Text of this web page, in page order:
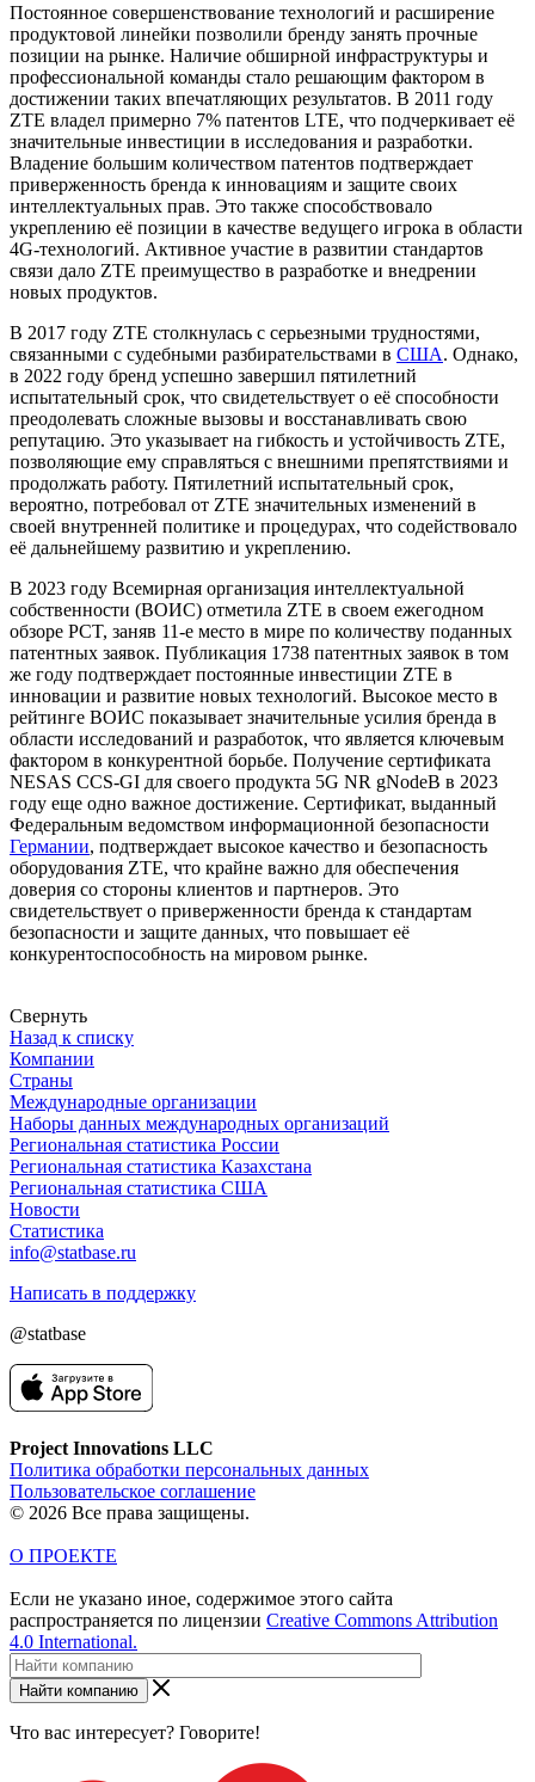
Постоянное совершенствование технологий и расширение
продуктовой линейки позволили бренду занять прочные
позиции на рынке. Наличие обширной инфраструктуры и
профессиональной команды стало решающим фактором в
достижении таких впечатляющих результатов. В 2011 году
ZTE владел примерно 7% патентов LTE, что подчеркивает её
значительные инвестиции в исследования и разработки.
Владение большим количеством патентов подтверждает
приверженность бренда к инновациям и защите своих
интеллектуальных прав. Это также способствовало
укреплению её позиции в качестве ведущего игрока в области
4G-технологий. Активное участие в развитии стандартов
связи дало ZTE преимущество в разработке и внедрении
новых продуктов.
В 2017 году ZTE столкнулась с серьезными трудностями,
связанными с судебными разбирательствами в США. Однако,
в 2022 году бренд успешно завершил пятилетний
испытательный срок, что свидетельствует о её способности
преодолевать сложные вызовы и восстанавливать свою
репутацию. Это указывает на гибкость и устойчивость ZTE,
позволяющие ему справляться с внешними препятствиями и
продолжать работу. Пятилетний испытательный срок,
вероятно, потребовал от ZTE значительных изменений в
своей внутренней политике и процедурах, что содействовало
её дальнейшему развитию и укреплению.
В 2023 году Всемирная организация интеллектуальной
собственности (ВОИС) отметила ZTE в своем ежегодном
обзоре PCT, заняв 11-е место в мире по количеству поданных
патентных заявок. Публикация 1738 патентных заявок в том
же году подтверждает постоянные инвестиции ZTE в
инновации и развитие новых технологий. Высокое место в
рейтинге ВОИС показывает значительные усилия бренда в
области исследований и разработок, что является ключевым
фактором в конкурентной борьбе. Получение сертификата
NESAS CCS-GI для своего продукта 5G NR gNodeB в 2023
году еще одно важное достижение. Сертификат, выданный
Федеральным ведомством информационной безопасности
Германии, подтверждает высокое качество и безопасность
оборудования ZTE, что крайне важно для обеспечения
доверия со стороны клиентов и партнеров. Это
свидетельствует о приверженности бренда к стандартам
безопасности и защите данных, что повышает её
конкурентоспособность на мировом рынке.
Свернуть
Назад к списку
Компании
Страны
Международные организации
Наборы данных международных организаций
Региональная статистика России
Региональная статистика Казахстана
Региональная статистика США
Новости
Статистика
info@statbase.ru
Написать в поддержку
@statbase
Project Innovations LLC
Политика обработки персональных данных
Пользовательское соглашение
© 2026 Все права защищены.
О ПРОЕКТЕ
Если не указано иное, содержимое этого сайта
распространяется по лицензии Creative Commons Attribution
4.0 International.
Найти компанию
Что вас интересует? Говорите!